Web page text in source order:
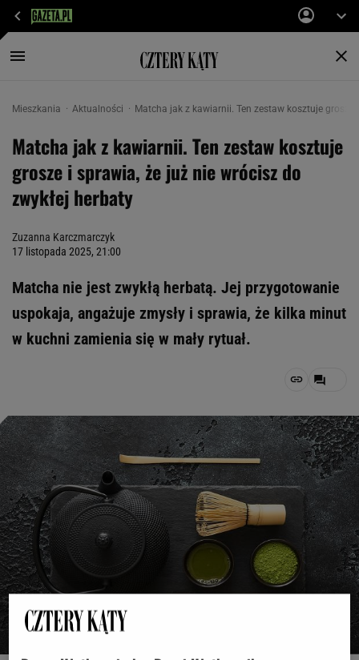
Mieszkania Aktualności Matcha jak z kawiarnii. Ten zestaw kosztuje
Matcha jak z kawiarnii. Ten zestaw kosztuje
grosze i sprawia, że już nie wrócisz do
zwykłej herbaty
Zuzanna Karczmarczyk
17 listopada 2025, 21:00
Matcha nie jest zwykłą herbatą. Jej przygotowanie
uspokaja, angażuje zmysły i sprawia, że kilka minut
w kuchni zamienia się w mały rytuał.